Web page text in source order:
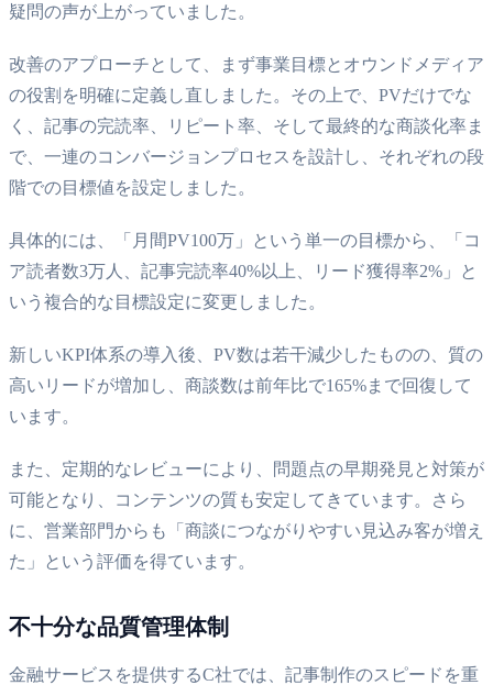
疑問の声が上がっていました。
改善のアプローチとして、まず事業目標とオウンドメディア
の役割を明確に定義し直しました。その上で、PVだけでな
く、記事の完読率、リピート率、そして最終的な商談化率ま
で、一連のコンバージョンプロセスを設計し、それぞれの段
階での目標値を設定しました。
具体的には、「月間PV100万」という単一の目標から、「コ
ア読者数3万人、記事完読率40%以上、リード獲得率2%」と
いう複合的な目標設定に変更しました。
新しいKPI体系の導入後、PV数は若干減少したものの、質の
高いリードが増加し、商談数は前年比で165%まで回復して
います。
また、定期的なレビューにより、問題点の早期発見と対策が
可能となり、コンテンツの質も安定してきています。さら
に、営業部門からも「商談につながりやすい見込み客が増え
た」という評価を得ています。
不十分な品質管理体制
金融サービスを提供するC社では、記事制作のスピードを重